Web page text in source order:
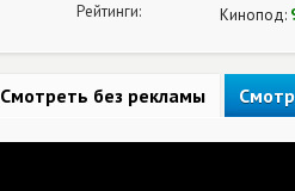
Рейтинги: Кинопод:
Смотреть без рекламы